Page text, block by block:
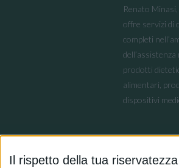
Il rispetto della tua
Renato
offre servizi di
completi
prodotti
alimentari,
dispositivi